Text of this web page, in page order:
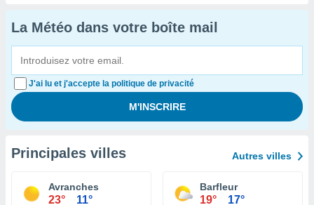
La Météo dans votre boîte mail
J'ai lu et j'accepte la politique de privacité
Principales villes Autres villes
Avranches
23° 11°
Barfleur
19° 17°